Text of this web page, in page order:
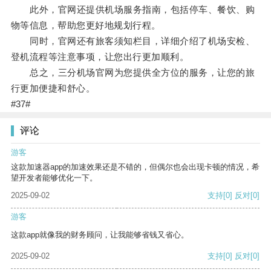
此外，官网还提供机场服务指南，包括停车、餐饮、购
物等信息，帮助您更好地规划行程。
同时，官网还有旅客须知栏目，详细介绍了机场安检、
登机流程等注意事项，让您出行更加顺利。
总之，三分机场官网为您提供全方位的服务，让您的旅
行更加便捷和舒心。
#37#
评论
游客
这款加速器app的加速效果还是不错的，但偶尔也会出现卡顿的情况，希
望开发者能够优化一下。
2025-09-02
支持[0] 反对[0]
游客
这款app就像我的财务顾问，让我能够省钱又省心。
2025-09-02 支持[0] 反对[0]